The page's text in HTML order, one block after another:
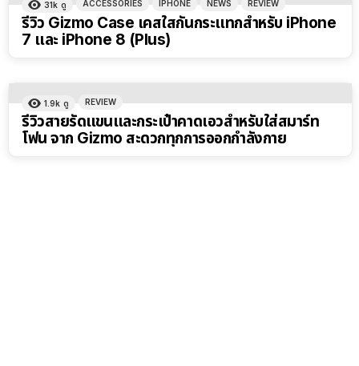
31k ดู ACCESSORIES IPHONE NEWS REVIEW
รีวิว Gizmo Case เคสใสกันกระแทกสำหรับ iPhone
7 และ iPhone 8 (Plus)
1.9k ดู REVIEW
รีวิวสายรัดแขนและกระเป๋าคาดเอวสำหรับใส่สมาร์ท
โฟน จาก Gizmo สะดวกทุกการออกกำลังกาย